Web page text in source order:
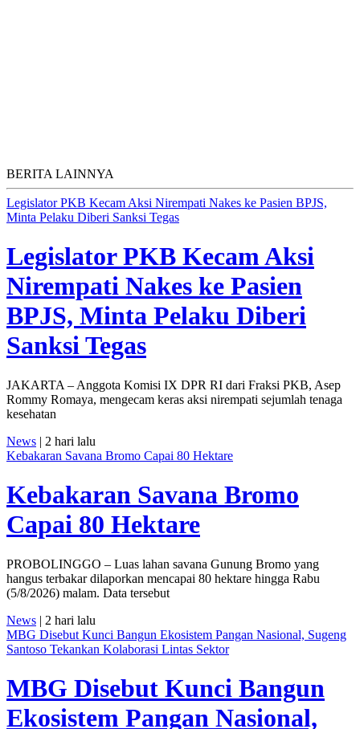
BERITA LAINNYA
Legislator PKB Kecam Aksi Nirempati Nakes ke Pasien BPJS,
Minta Pelaku Diberi Sanksi Tegas
Legislator PKB Kecam Aksi
Nirempati Nakes ke Pasien
BPJS, Minta Pelaku Diberi
Sanksi Tegas
JAKARTA – Anggota Komisi IX DPR RI dari Fraksi PKB, Asep
Rommy Romaya, mengecam keras aksi nirempati sejumlah tenaga
kesehatan
News | 2 hari lalu
Kebakaran Savana Bromo Capai 80 Hektare
Kebakaran Savana Bromo
Capai 80 Hektare
PROBOLINGGO – Luas lahan savana Gunung Bromo yang
hangus terbakar dilaporkan mencapai 80 hektare hingga Rabu
(5/8/2026) malam. Data tersebut
News | 2 hari lalu
MBG Disebut Kunci Bangun Ekosistem Pangan Nasional, Sugeng
Santoso Tekankan Kolaborasi Lintas Sektor
MBG Disebut Kunci Bangun
Ekosistem Pangan Nasional,